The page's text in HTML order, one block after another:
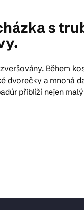
s
Během
dvorečky a mnohá
přiblíží nejen